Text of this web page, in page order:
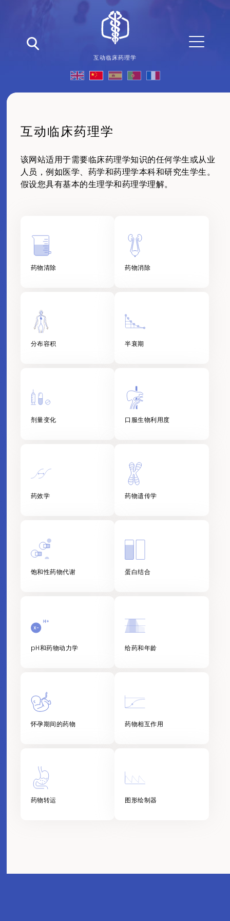
互动临床药理学
互动临床药理学
该网站适用于需要临床药理学知识的任何学生或从业
人员，例如医学、药学和药理学本科和研究生学生。
假设您具有基本的生理学和药理学理解。
药物清除 药物消除
分布容积 半衰期
剂量变化 口服生物利用度
药效学 药物遗传学
饱和性药物代谢 蛋白结合
pH和药物动力学 给药和年龄
怀孕期间的药物 药物相互作用
药物转运 图形绘制器